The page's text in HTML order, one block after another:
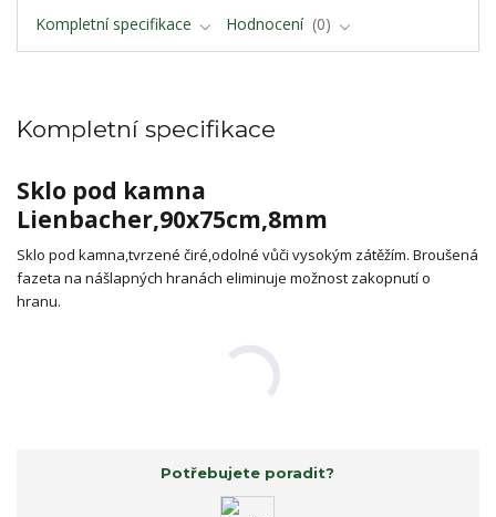
Kompletní specifikace Hodnocení 0
Kompletní specifikace
Sklo pod kamna
Lienbacher,90x75cm,8mm
Sklo pod kamna,tvrzené čiré,odolné vůči vysokým zátěžím. Broušená
fazeta na nášlapných hranách eliminuje možnost zakopnutí o
hranu.
Potřebujete poradit?